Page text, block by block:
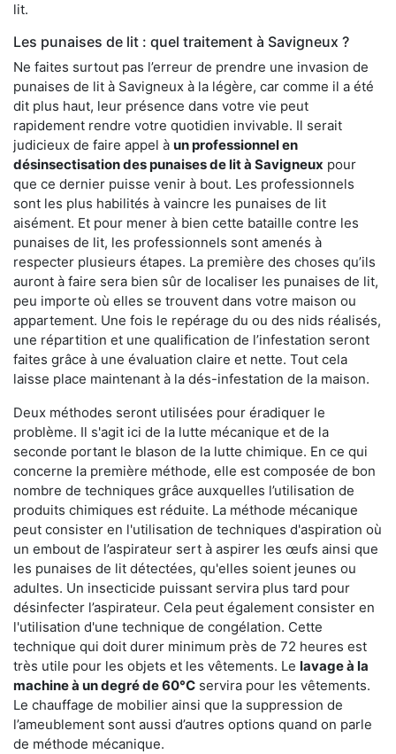
lit.
Les punaises de lit : quel traitement à Savigneux ?
Ne faites surtout pas l’erreur de prendre une invasion de
punaises de lit à Savigneux à la légère, car comme il a été
dit plus haut, leur présence dans votre vie peut
rapidement rendre votre quotidien invivable. Il serait
judicieux de faire appel à un professionnel en
désinsectisation des punaises de lit à Savigneux pour
que ce dernier puisse venir à bout. Les professionnels
sont les plus habilités à vaincre les punaises de lit
aisément. Et pour mener à bien cette bataille contre les
punaises de lit, les professionnels sont amenés à
respecter plusieurs étapes. La première des choses qu’ils
auront à faire sera bien sûr de localiser les punaises de lit,
peu importe où elles se trouvent dans votre maison ou
appartement. Une fois le repérage du ou des nids réalisés,
une répartition et une qualification de l’infestation seront
faites grâce à une évaluation claire et nette. Tout cela
laisse place maintenant à la dés-infestation de la maison.
Deux méthodes seront utilisées pour éradiquer le
problème. Il s'agit ici de la lutte mécanique et de la
seconde portant le blason de la lutte chimique. En ce qui
concerne la première méthode, elle est composée de bon
nombre de techniques grâce auxquelles l’utilisation de
produits chimiques est réduite. La méthode mécanique
peut consister en l'utilisation de techniques d'aspiration où
un embout de l’aspirateur sert à aspirer les œufs ainsi que
les punaises de lit détectées, qu'elles soient jeunes ou
adultes. Un insecticide puissant servira plus tard pour
désinfecter l’aspirateur. Cela peut également consister en
l'utilisation d'une technique de congélation. Cette
technique qui doit durer minimum près de 72 heures est
très utile pour les objets et les vêtements. Le lavage à la
machine à un degré de 60°C servira pour les vêtements.
Le chauffage de mobilier ainsi que la suppression de
l’ameublement sont aussi d’autres options quand on parle
de méthode mécanique.